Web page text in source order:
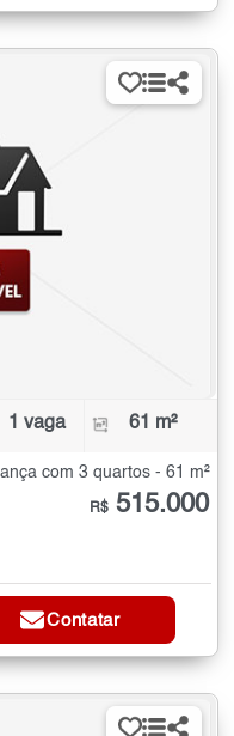
1 vaga 61 m²
com 3 quartos - 61 m²
R$ 515.000
Contatar